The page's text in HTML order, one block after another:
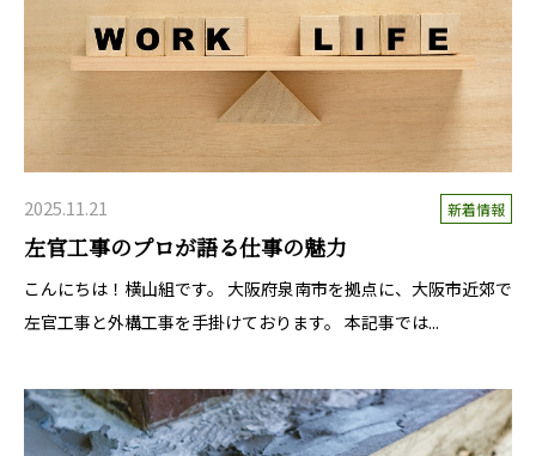
2025.11.21 新着情報
左官工事のプロが語る仕事の魅力
こんにちは！横山組です。 大阪府泉南市を拠点に、大阪市近郊で
左官工事と外構工事を手掛けております。 本記事では...